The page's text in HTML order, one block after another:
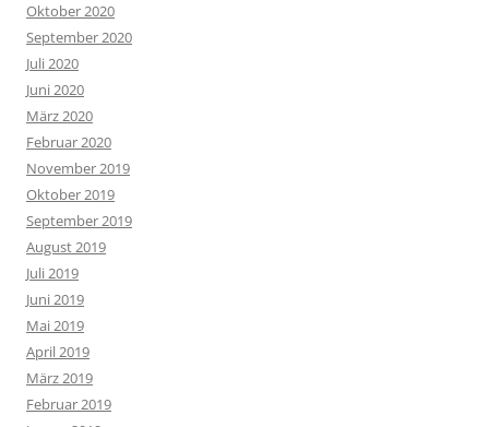
Oktober 2020
September 2020
Juli 2020
Juni 2020
März 2020
Februar 2020
November 2019
Oktober 2019
September 2019
August 2019
Juli 2019
Juni 2019
Mai 2019
April 2019
März 2019
Februar 2019